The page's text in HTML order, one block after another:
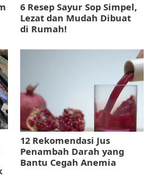
6 Resep Sayur Sop Simpel,
Lezat dan Mudah Dibuat
di Rumah!
12 Rekomendasi Jus
Penambah Darah yang
Bantu Cegah Anemia